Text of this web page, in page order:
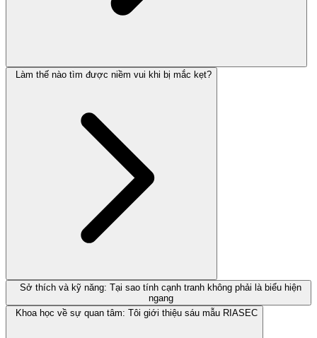
Làm thế nào tìm được niềm vui khi bị mắc kẹt?
Sở thích và kỹ năng: Tại sao tính cạnh tranh không phải là biểu hiện
ngang
Khoa học về sự quan tâm: Tôi giới thiệu sáu mẫu RIASEC